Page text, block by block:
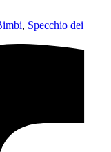
, Specchio dei